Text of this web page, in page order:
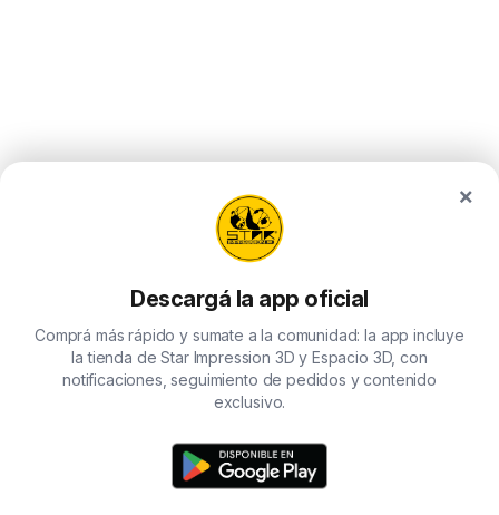
×
Descargá la app oficial
Comprá más rápido y sumate a la comunidad: la app incluye
la tienda de Star Impression 3D y Espacio 3D, con
notificaciones, seguimiento de pedidos y contenido
exclusivo.